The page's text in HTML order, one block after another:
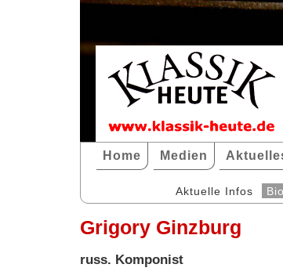
Home Medien
Aktuelle Infos
Grigory Ginzburg
russ. Komponist